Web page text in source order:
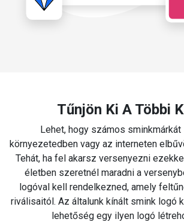
Tűnjön Ki A Többi
Lehet, hogy számos sminkmárkát
környezetedben vagy az interneten
Tehát, ha fel akarsz versenyezni
életben szeretnél maradni a
logóval kell rendelkezned, amely
riválisaitól. Az általunk kínált smink logó
lehetőség egy ilyen logó